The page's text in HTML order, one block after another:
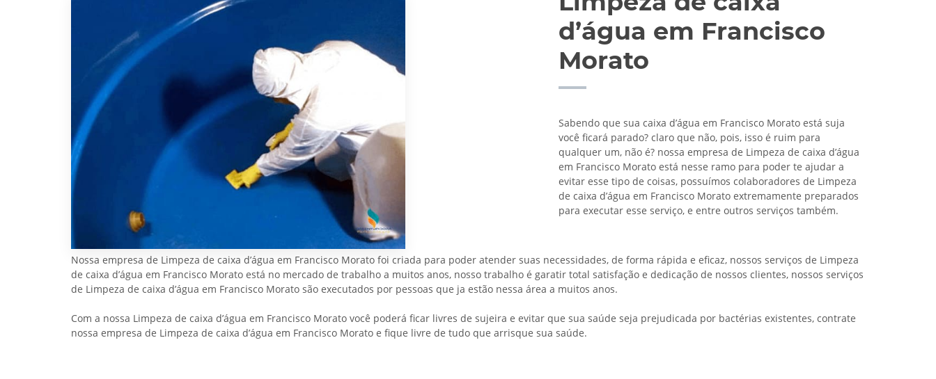
d’água em Francisco
Morato
Sabendo que sua caixa d’água em Francisco Morato está suja
você ficará parado? claro que não, pois, isso é ruim para
qualquer um, não é? nossa empresa de Limpeza de caixa d’água
em Francisco Morato está nesse ramo para poder te ajudar a
evitar esse tipo de coisas, possuímos colaboradores de Limpeza
de caixa d’água em Francisco Morato extremamente preparados
para executar esse serviço, e entre outros serviços também.
Nossa empresa de Limpeza de caixa d’água em Francisco Morato foi criada para poder atender suas necessidades, de forma rápida e eficaz, nossos serviços de Limpeza
de caixa d’água em Francisco Morato está no mercado de trabalho a muitos anos, nosso trabalho é garatir total satisfação e dedicação de nossos clientes, nossos serviços
de Limpeza de caixa d’água em Francisco Morato são executados por pessoas que ja estão nessa área a muitos anos.
Com a nossa Limpeza de caixa d’água em Francisco Morato você poderá ficar livres de sujeira e evitar que sua saúde seja prejudicada por bactérias existentes, contrate
nossa empresa de Limpeza de caixa d’água em Francisco Morato e fique livre de tudo que arrisque sua saúde.